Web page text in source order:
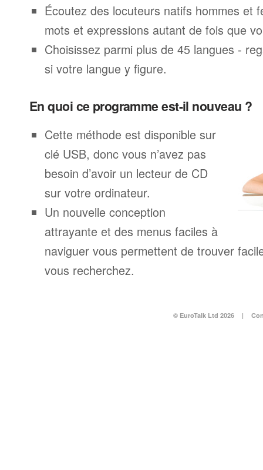
Écoutez des locuteurs natifs hommes et
mots et expressions autant de fois que
Choisissez parmi plus de 45 langues -
si votre langue y figure.
En quoi ce programme est-il nouveau ?
Cette méthode est disponible sur
clé USB, donc vous n’avez pas
besoin d’avoir un lecteur de CD
sur votre ordinateur.
Un nouvelle conception
attrayante et des menus faciles à
naviguer vous permettent de trouver
vous recherchez.
© EuroTalk Ltd 2026 |